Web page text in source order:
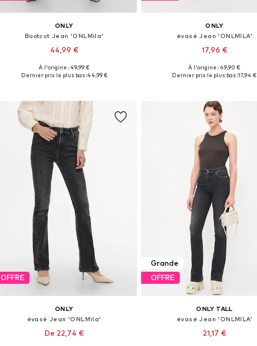
ONLY
Bootcut Jean 'ONLMila'
44,99 €
Disponible en plusieurs tailles
À l'origine : 49,99 €
Dernier prix le plus bas :44,99 €
ONLY
évasé Jean 'ONLMILA'
17,96 €
À l'origine : 49,90 €
Dernier prix le plus bas :17,94 €
OFFRE
ONLY
évasé Jean 'ONLMila'
De 22,74 €
Grande
OFFRE
ONLY TALL
évasé Jean 'ONLMILA'
21,17 €